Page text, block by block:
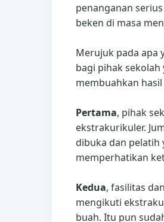
penanganan
beken di masa
Merujuk pada apa
bagi pihak
membuahkan
Pertama, pihak
ekstrakurikuler.
dibuka dan pelatih
memperhatikan
Kedua, fasilitas
mengikuti
buah. Itu pun